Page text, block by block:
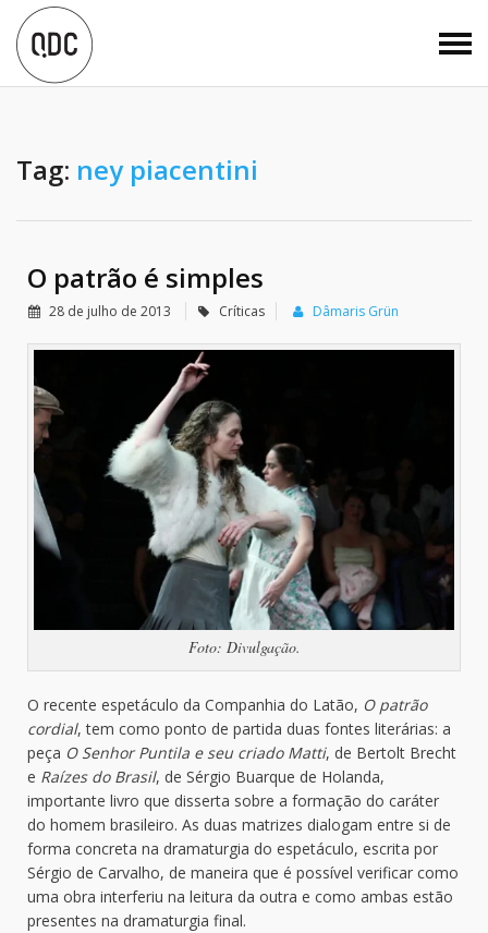
Tag: ney piacentini
O patrão é simples
28 de julho de 2013 Críticas Dâmaris Grün
Foto: Divulgação.
O recente espetáculo da Companhia do Latão, O patrão
cordial, tem como ponto de partida duas fontes literárias: a
peça O Senhor Puntila e seu criado Matti, de Bertolt Brecht
e Raízes do Brasil, de Sérgio Buarque de Holanda,
importante livro que disserta sobre a formação do caráter
do homem brasileiro. As duas matrizes dialogam entre si de
forma concreta na dramaturgia do espetáculo, escrita por
Sérgio de Carvalho, de maneira que é possível verificar como
uma obra interferiu na leitura da outra e como ambas estão
presentes na dramaturgia final.